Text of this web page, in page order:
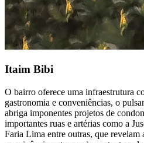
Itaim Bibi
O bairro oferece uma infraestrutura
gastronomia e conveniências, o
abriga imponentes projetos de
importantes ruas e artérias como a
Faria Lima entre outras, que revelam